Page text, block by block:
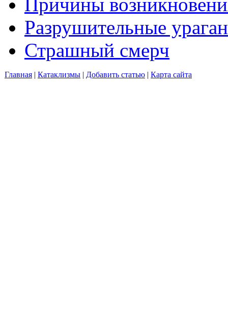
Разрушительные
Страшный смерч
Главная | Катаклизмы | Добавить статью | Карта сайта